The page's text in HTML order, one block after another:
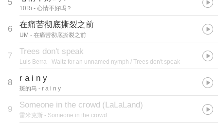
5
10Ri - 心情不好吗？
6 在痛苦彻底撕裂之前
UM - 在痛苦彻底撕裂之前
7 Trees don't speak
Luis Berra - Waltz for an unnamed nymph / Trees don't speak
8 r a i n y
斑的马 - r a i n y
9 Someone in the crowd (LaLaLand)
雷米克斯 - Someone in the crowd